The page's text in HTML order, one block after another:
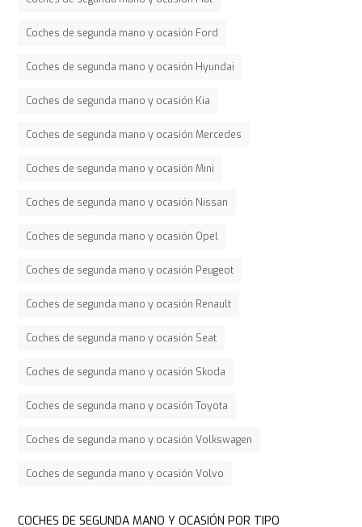
Coches de segunda mano y ocasión Ford
Coches de segunda mano y ocasión Hyundai
Coches de segunda mano y ocasión Kia
Coches de segunda mano y ocasión Mercedes
Coches de segunda mano y ocasión Mini
Coches de segunda mano y ocasión Nissan
Coches de segunda mano y ocasión Opel
Coches de segunda mano y ocasión Peugeot
Coches de segunda mano y ocasión Renault
Coches de segunda mano y ocasión Seat
Coches de segunda mano y ocasión Skoda
Coches de segunda mano y ocasión Toyota
Coches de segunda mano y ocasión Volkswagen
Coches de segunda mano y ocasión Volvo
COCHES DE SEGUNDA MANO Y OCASIÓN POR TIPO